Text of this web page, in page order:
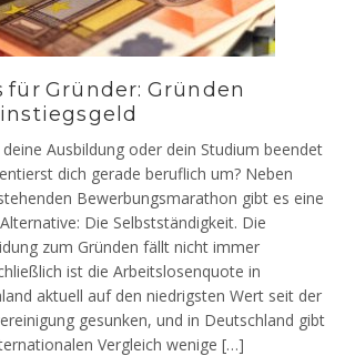
für Gründer: Gründen
Ausbildung oder dein Studium beendet
dich gerade beruflich um? Neben
Bewerbungsmarathon gibt es eine
Die Selbstständigkeit. Die
zum Gründen fällt nicht immer
ist die Arbeitslosenquote in
aktuell auf den niedrigsten Wert seit der
gesunken, und in Deutschland gibt
Vergleich wenige […]